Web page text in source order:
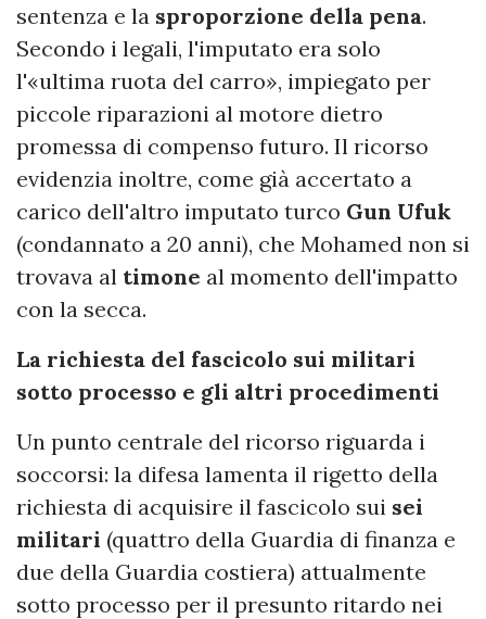
sentenza e la sproporzione della pena.
Secondo i legali, l'imputato era solo
l'«ultima ruota del carro», impiegato per
piccole riparazioni al motore dietro
promessa di compenso futuro. Il ricorso
evidenzia inoltre, come già accertato a
carico dell'altro imputato turco Gun Ufuk
(condannato a 20 anni), che Mohamed non si
trovava al timone al momento dell'impatto
con la secca.
La richiesta del fascicolo sui militari
sotto processo e gli altri procedimenti
Un punto centrale del ricorso riguarda i
soccorsi: la difesa lamenta il rigetto della
richiesta di acquisire il fascicolo sui sei
militari (quattro della Guardia di finanza e
due della Guardia costiera) attualmente
sotto processo per il presunto ritardo nei